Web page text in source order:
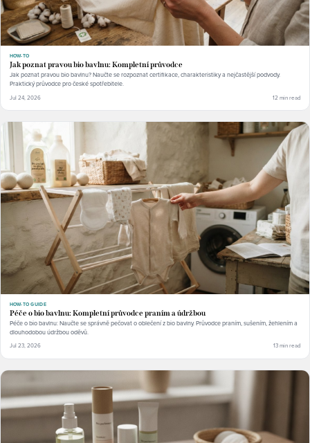
HOW-TO
Jak poznat pravou bio bavlnu: Kompletní průvodce
Jak poznat pravou bio bavlnu? Naučte se rozpoznat certifikace, charakteristiky a nejčastější podvody.
Praktický průvodce pro české spotřebitele.
Jul 24, 2026 12 min read
HOW-TO GUIDE
Péče o bio bavlnu: Kompletní průvodce praním a údržbou
Péče o bio bavlnu: Naučte se správně pečovat o oblečení z bio bavlny. Průvodce praním, sušením, žehlením a
dlouhodobou údržbou oděvů.
Jul 23, 2026 13 min read